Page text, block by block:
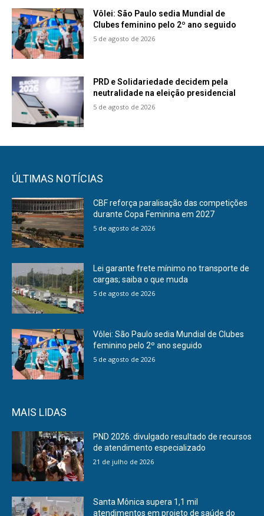
Vôlei: São Paulo sedia Mundial de
Clubes feminino pelo 2º ano seguido
5 de agosto de 2026
PRD e Solidariedade decidem pela
neutralidade na eleição presidencial
5 de agosto de 2026
ÚLTIMAS NOTÍCIAS
CBF reforça paralisação das competições
durante Copa Feminina em 2027
5 de agosto de 2026
Lei garante frete mínimo no transporte de
cargas; saiba o que muda
5 de agosto de 2026
Vôlei: São Paulo sedia Mundial de Clubes
feminino pelo 2º ano seguido
5 de agosto de 2026
MAIS LIDAS
PND 2026: divulgado resultado de recursos
de atendimento especializado
21 de julho de 2026
Santa Mônica supera 1,1 mil
atendimentos em projeto de saúde do